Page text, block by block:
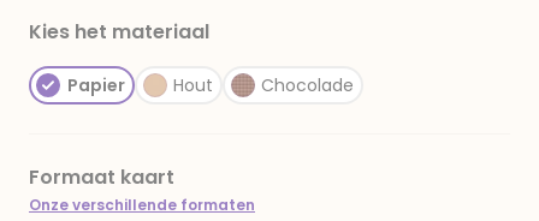
Kies het materiaal
Papier Hout Chocolade
Formaat kaart
Onze verschillende formaten